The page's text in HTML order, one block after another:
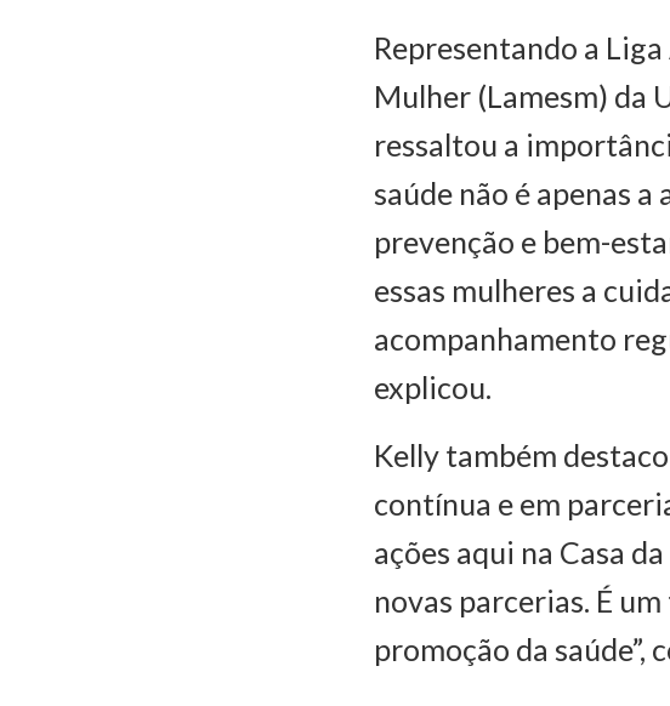
Representando a
Mulher (Lamesm) da
ressaltou a
saúde não é apenas
prevenção e bem-
essas mulheres a
acompanhamento
explicou.
Kelly também
contínua e em
ações aqui na Casa
novas parcerias. É
promoção da saúde”,